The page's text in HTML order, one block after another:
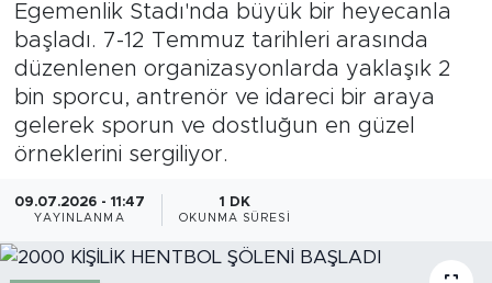
Egemenlik Stadı'nda büyük bir heyecanla
başladı. 7-12 Temmuz tarihleri arasında
düzenlenen organizasyonlarda yaklaşık 2
bin sporcu, antrenör ve idareci bir araya
gelerek sporun ve dostluğun en güzel
örneklerini sergiliyor.
09.07.2026 - 11:47
YAYINLANMA
1 DK
OKUNMA SÜRESI
Gazipaşa
Güncel
Gündem
İnşaat-Emlak
Kültür-Sanat